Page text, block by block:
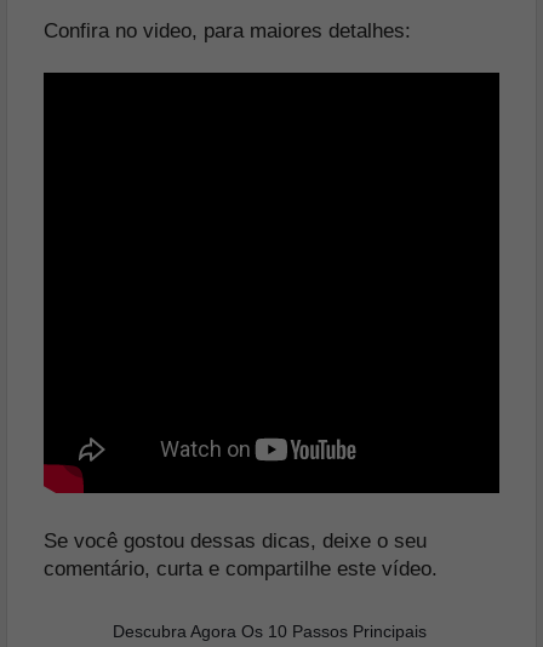
PODCAST
Confira no video, para maiores detalhes:
Se você gostou dessas dicas, deixe o seu
comentário, curta e compartilhe este vídeo.
Descubra Agora Os 10 Passos Principais